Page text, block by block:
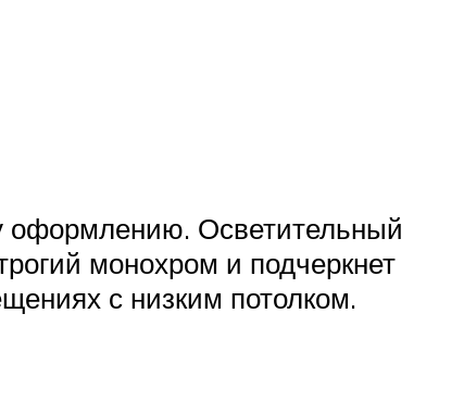
оформлению. Осветительный
монохром и подчеркнет
с низким потолком.